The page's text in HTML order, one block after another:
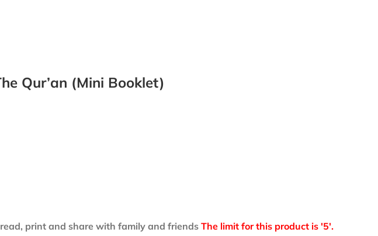
Qur’an (Mini Booklet)
print and share with family and friends The limit for this product is '5'.